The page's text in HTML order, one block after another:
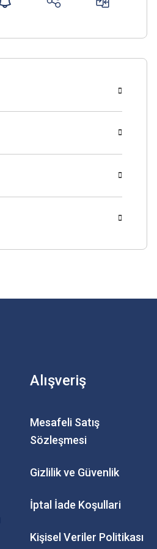
Alışveriş
Mesafeli Satış
Sözleşmesi
Gizlilik ve Güvenlik
İptal İade Koşullari
Kişisel Veriler Politikası